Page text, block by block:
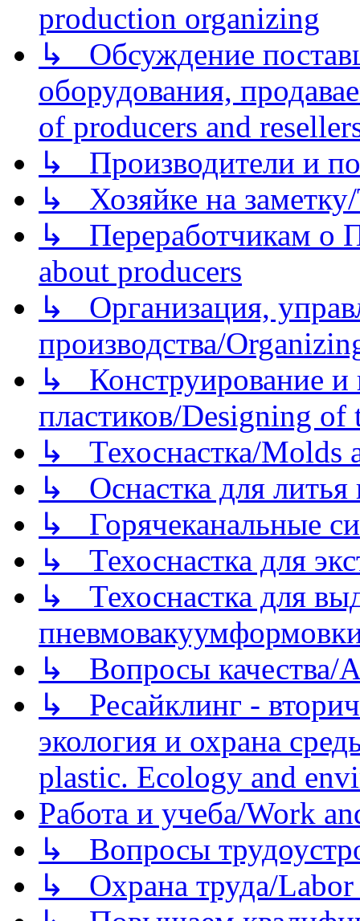
production organizing
↳ Обсуждение
оборудования,
of producers and
↳ Производители и
↳ Хозяйке на
↳ Переработчикам о
about producers
↳ Организация,
производства/
↳ Конструирование и
пластиков/Designing of
↳ Техоснастка/Molds
↳ Оснастка для литья
↳ Горячеканальные
↳ Техоснастка для
↳ Техоснастка для
↳ Вопросы качества/
↳ Ресайклинг -
экология и охрана
plastic. Ecology and
Работа и учеба/Work
↳ Вопросы
↳ Охрана труда/Labor